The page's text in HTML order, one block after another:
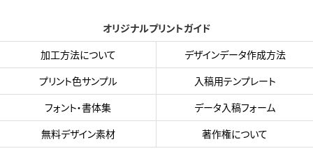
オリジナルプリントガイド
加工方法について
デザインデータ作成方法
プリント色サンプル
入稿用テンプレート
フォント・書体集
データ入稿フォーム
無料デザイン素材
著作権について